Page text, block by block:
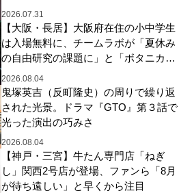
やグッズが登場
2026.07.31
【大阪・長居】大阪府在住の小中学生
は入場無料に、チームラボが「夏休み
の自由研究の課題に」と「ボタニカル
ガーデン 大阪」へ招待
2026.08.04
鬼塚英吉（反町隆史）の周りで繰り返
された光景。ドラマ『GTO』第３話で
光った演出の巧みさ
2026.08.04
【神戸・三宮】牛たん専門店「ねぎ
し」関西2号店が登場、ファンら「8月
が待ち遠しい」と早くから注目